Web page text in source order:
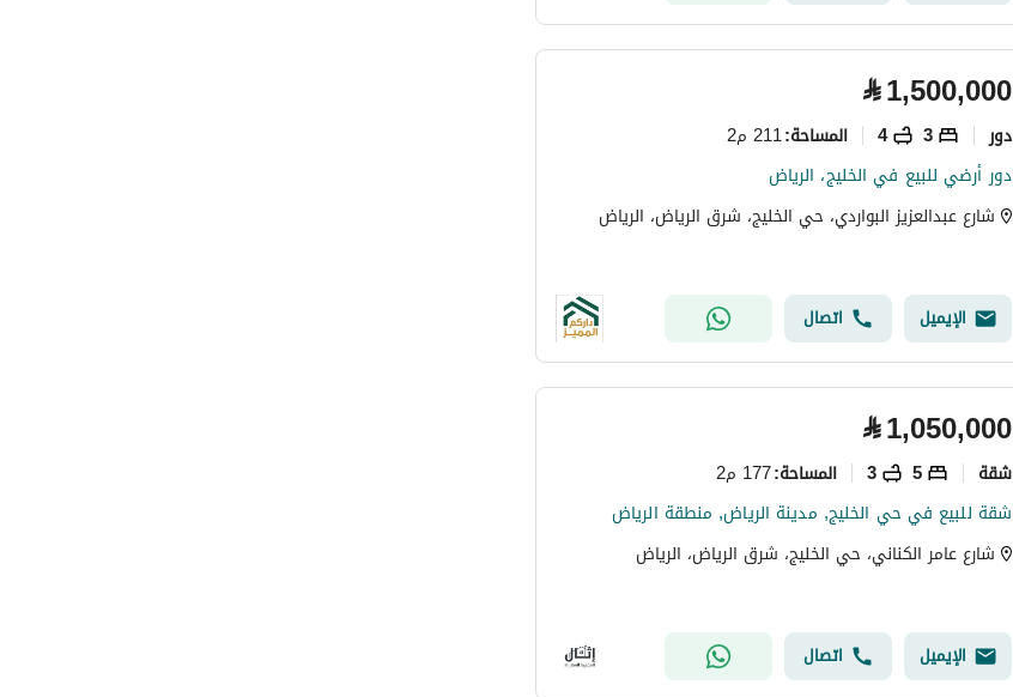
⃁1,500,000
دور 3
4 المساحة:211 م2
دور أرضي للبيع في الخليج، الرياض
شارع عبدالعزيز البواردي، حي الخليج، شرق الرياض، الرياض
الإيميل اتصال
⃁1,050,000
شقة 5
3 المساحة:177 م2
شقة للبيع في حي الخليج, مدينة الرياض, منطقة الرياض
شارع عامر الكناني، حي الخليج، شرق الرياض، الرياض
الإيميل اتصال